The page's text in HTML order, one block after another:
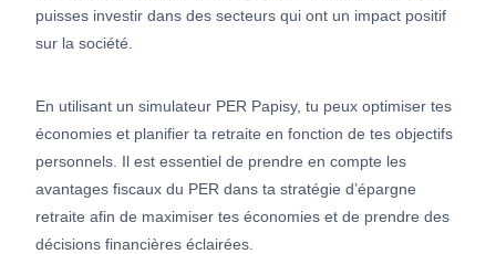
puisses investir dans des secteurs qui ont un impact positif
sur la société.
En utilisant un simulateur PER Papisy, tu peux optimiser tes
économies et planifier ta retraite en fonction de tes objectifs
personnels. Il est essentiel de prendre en compte les
avantages fiscaux du PER dans ta stratégie d’épargne
retraite afin de maximiser tes économies et de prendre des
décisions financières éclairées.